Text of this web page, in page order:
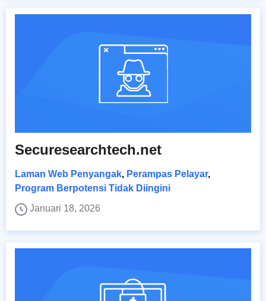
Securesearchtech.net
Laman Web Penyangak, Perampas Pelayar,
Program Berpotensi Tidak Diingini
Januari 18, 2026